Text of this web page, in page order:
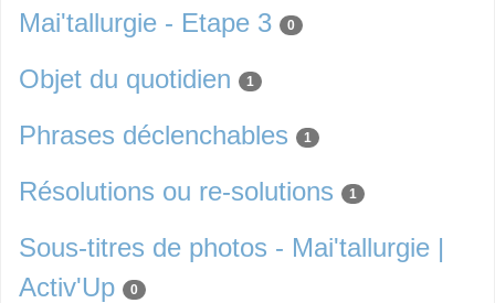
Mai'tallurgie - Etape 3 0
Objet du quotidien 1
Phrases déclenchables 1
Résolutions ou re-solutions 1
Sous-titres de photos - Mai'tallurgie |
Activ'Up
0